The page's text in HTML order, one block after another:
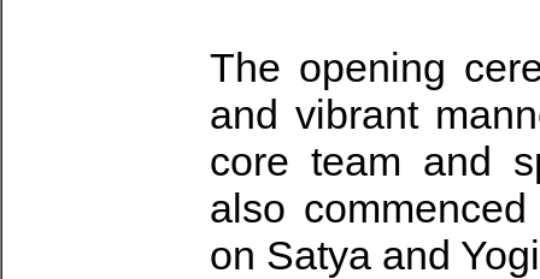
The opening
and vibrant
core team and
also
on Satya and